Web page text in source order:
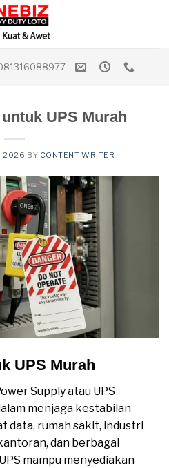
UPS Murah
2026 BY CONTENT WRITER
UPS Murah
Supply atau UPS
menjaga kestabilan
data, rumah sakit, industri
dan berbagai
mampu menyediakan